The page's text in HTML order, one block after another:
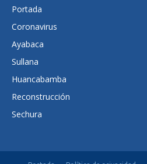
Portada
Coronavirus
Ayabaca
Sullana
Huancabamba
Reconstrucción
Sechura